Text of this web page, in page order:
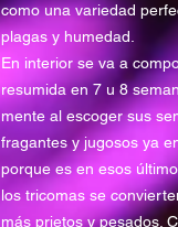
como una variedad
plagas y humedad.
En interior se va a
resumida en 7 u 8
mente al escoger sus
fragantes y jugosos ya
porque es en esos
los tricomas se
más prietos y pesados.